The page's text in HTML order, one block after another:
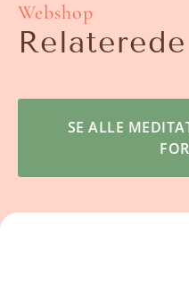
Webshop
SE ALLE